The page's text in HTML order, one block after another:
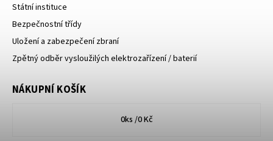
Státní instituce
Bezpečnostní třídy
Uložení a zabezpečení zbraní
Zpětný odběr vysloužilých elektrozařízení / baterií
NÁKUPNÍ KOŠÍK
0ks /0 Kč